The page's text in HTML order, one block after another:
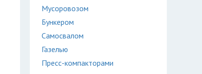
Мусоровозом
Бункером
Самосвалом
Газелью
Пресс-компакторами